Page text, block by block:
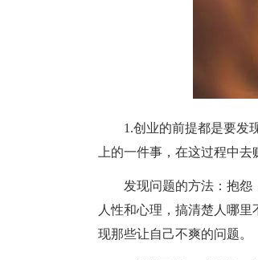
1.创业的前提都是要发现
上的一件事，在这过程中去
发现问题的方法：抱怨，
人性和心理，搞清楚人哪
现那些让自己不爽的问题。